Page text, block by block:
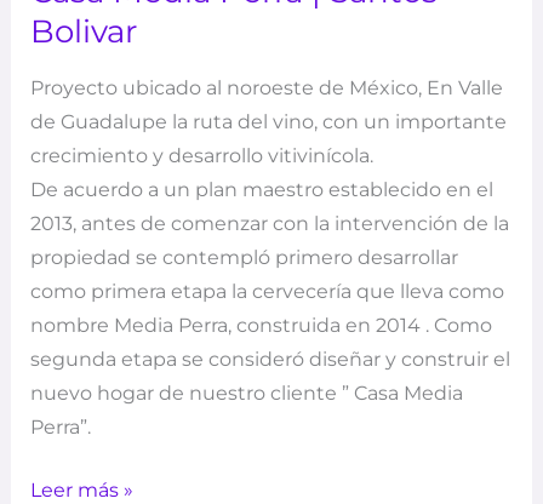
Bolivar
Proyecto ubicado al noroeste de México, En Valle
de Guadalupe la ruta del vino, con un importante
crecimiento y desarrollo vitivinícola.
De acuerdo a un plan maestro establecido en el
2013, antes de comenzar con la intervención de la
propiedad se contempló primero desarrollar
como primera etapa la cervecería que lleva como
nombre Media Perra, construida en 2014 . Como
segunda etapa se consideró diseñar y construir el
nuevo hogar de nuestro cliente ” Casa Media
Perra”.
Leer más »